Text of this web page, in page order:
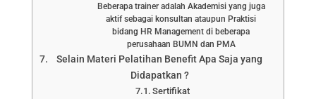
Beberapa trainer adalah Akademisi yang juga
aktif sebagai konsultan ataupun Praktisi
bidang HR Management di beberapa
perusahaan BUMN dan PMA
Selain Materi Pelatihan Benefit Apa Saja yang
Didapatkan ?
Sertifikat